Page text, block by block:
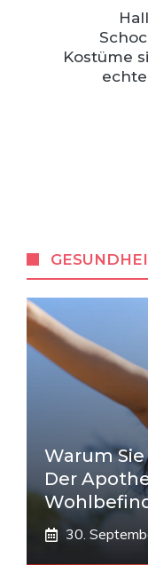
Kostüme
Warum
Der
30.